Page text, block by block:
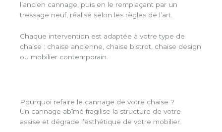
l’ancien cannage, puis en le remplaçant par un
tressage neuf, réalisé selon les règles de l’art.
Chaque intervention est adaptée à votre type de
chaise : chaise ancienne, chaise bistrot, chaise design
ou mobilier contemporain.
Pourquoi refaire le cannage de votre chaise ?
Un cannage abîmé fragilise la structure de votre
assise et dégrade l’esthétique de votre mobilier.